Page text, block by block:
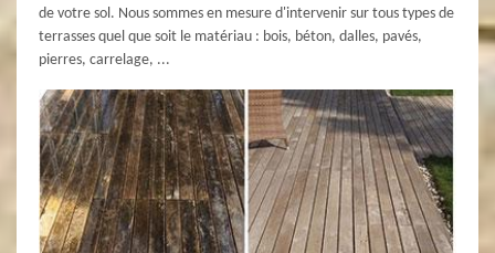
de votre sol. Nous sommes en mesure d'intervenir sur tous types de
terrasses quel que soit le matériau : bois, béton, dalles, pavés,
pierres, carrelage, ...